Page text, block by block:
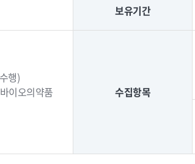
보유기간
행)
이오의약품
수집항목